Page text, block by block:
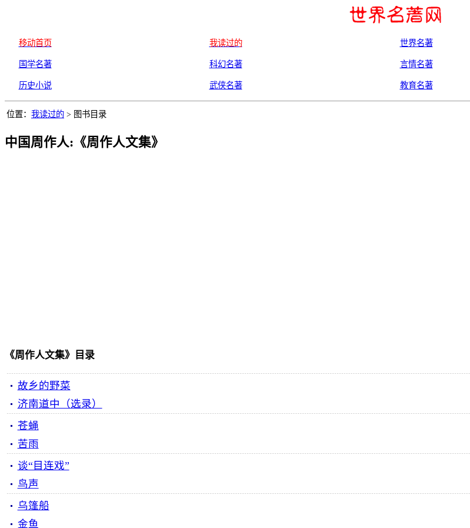
移动首页 我读过的 世界名著
国学名著 科幻名著 言情名著
历史小说 武侠名著 教育名著
位置： 我读过的 > 图书目录
中国周作人:《周作人文集》
《周作人文集》目录
故乡的野菜
济南道中（选录）
苍蝇
苦雨
谈“目连戏”
鸟声
乌篷船
金鱼